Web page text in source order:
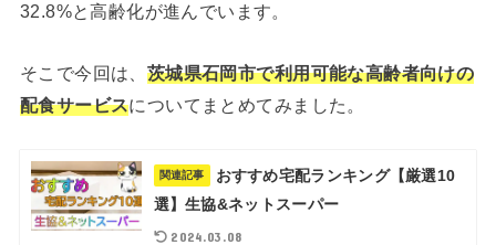
32.8%と高齢化が進んでいます。
そこで今回は、 茨城県石岡市で利用可能な高齢者向けの
配食サービスについてまとめてみました。
関連記事
おすすめ宅配ランキング【厳選10
選】生協&ネットスーパー
2024.03.08